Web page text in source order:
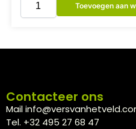
Toevoegen aan
Contacteer ons
Mail
Tel. +32 495 27 68 47